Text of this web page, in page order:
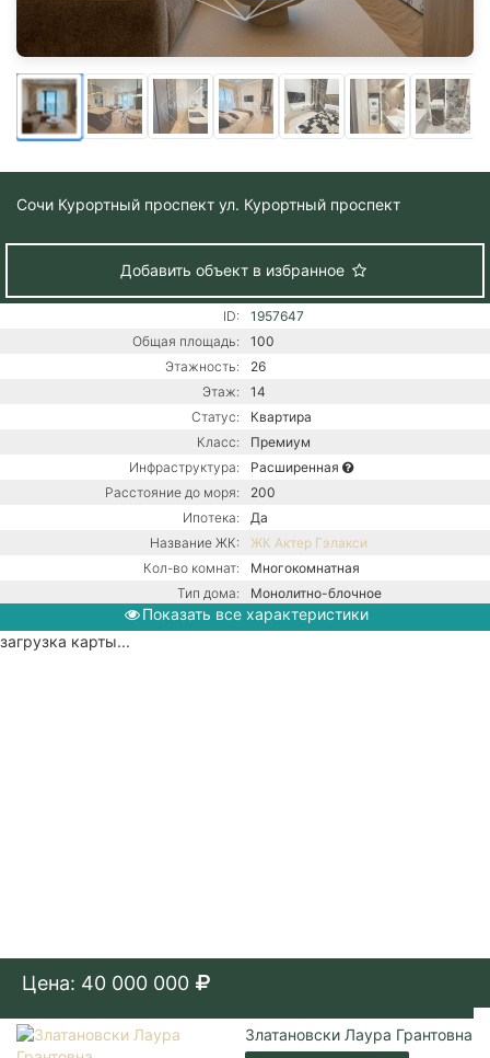
Сочи Курортный проспект ул. Курортный проспект
Добавить объект в избранное
ID:
1957647
Общая площадь:
100
Этажность:
26
Этаж:
14
Статус:
Квартира
Класс:
Премиум
Инфраструктура:
Расширенная
Расстояние до моря:
200
Ипотека:
Да
Название ЖК:
ЖК Актер Гэлакси
Кол-во комнат:
Многокомнатная
Тип дома:
Монолитно-блочное
Вид из окон:
На улицу
Показать все характеристики
загрузка карты...
Цена: 40 000 000
Златановски Лаура Грантовна